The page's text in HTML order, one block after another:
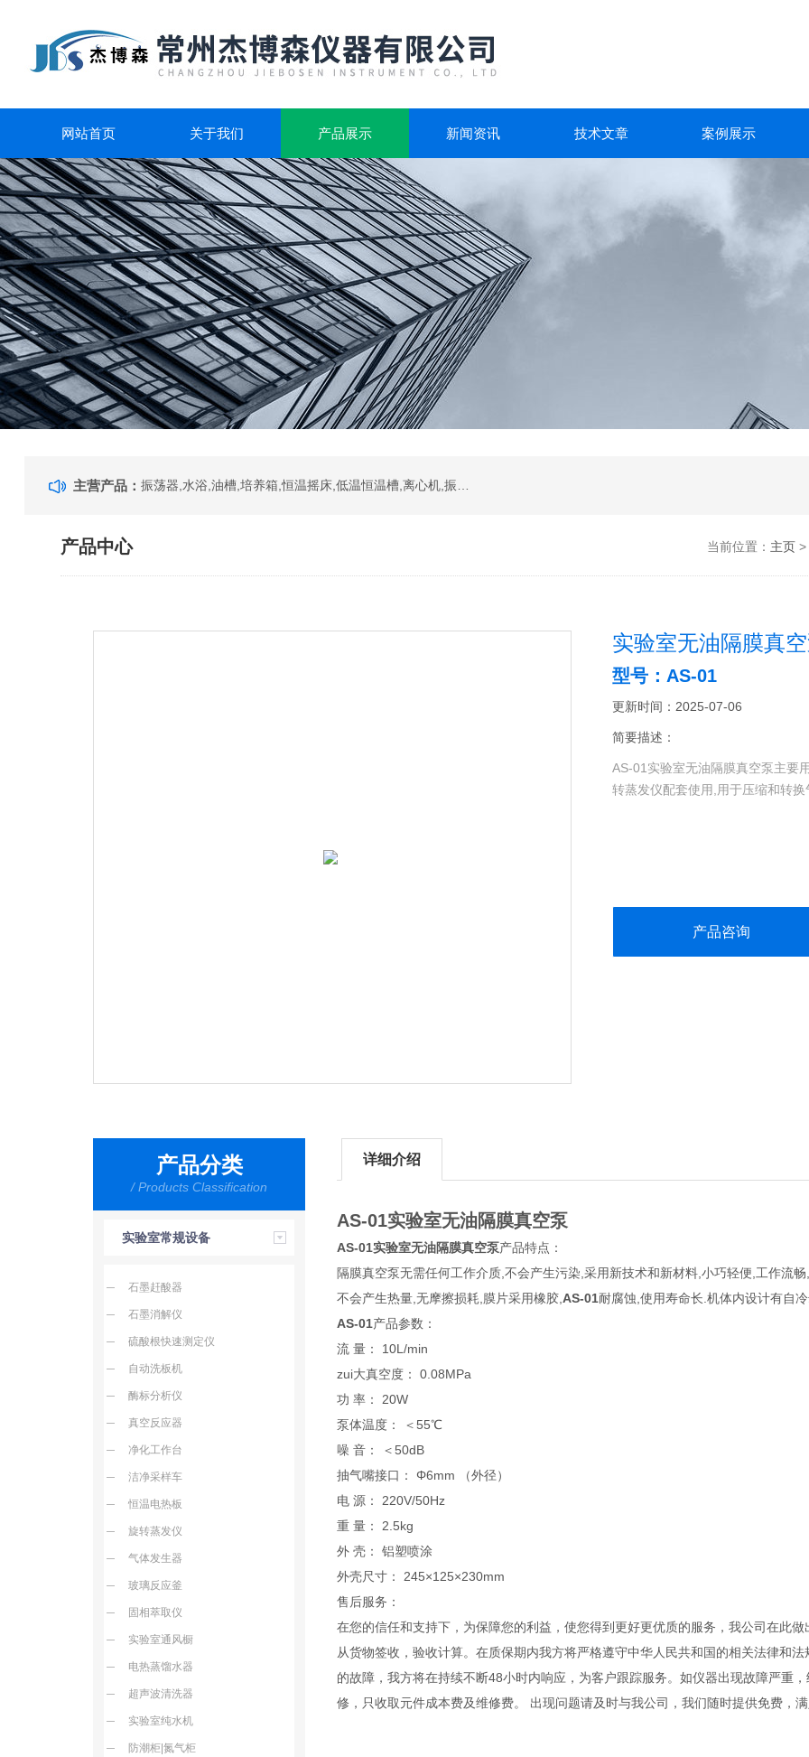
网站首页 关于我们 产品展示 新闻资讯 技术文章 案例展示
主营产品：
产品中心 当前位置： 主页>
实验室无油隔膜真
型号：AS-01
更新时间：2025-07-06
简要描述：
AS-01实验室无油隔膜真空泵主要
转蒸发仪配套使用,用于压缩和转换
产品咨询
产品分类
/ Products Classification
实验室常规设备
石墨赶酸器
石墨消解仪
硫酸根快速测定仪
自动洗板机
酶标分析仪
真空反应器
净化工作台
洁净采样车
恒温电热板
旋转蒸发仪
气体发生器
玻璃反应釜
固相萃取仪
实验室通风橱
电热蒸馏水器
超声波清洗器
实验室纯水机
防潮柜|氮气柜
详细介绍
AS-01实验室无油隔膜真空泵
AS-01实验室无油隔膜真空泵产品特点：
隔膜真空泵无需任何工作介质,不会产生污染,采用新技术和新材料,小巧轻便,工作流
不会产生热量,无摩擦损耗,膜片采用橡胶, AS-01耐腐蚀,使用寿命长.机体内设计有自
AS-01产品参数：
流 量： 10L/min
zui大真空度： 0.08MPa
功 率： 20W
泵体温度： ＜55℃
噪 音： ＜50dB
抽气嘴接口： Φ6mm （外径）
电 源： 220V/50Hz
重 量： 2.5kg
外 壳： 铝塑喷涂
外壳尺寸： 245×125×230mm
售后服务：
在您的信任和支持下，为保障您的利益，使您得到更好更优质的服务，我公司在此
从货物签收，验收计算。在质保期内我方将严格遵守中华人民共和国的相关法律和
的故障，我方将在持续不断48小时内响应，为客户跟踪服务。如仪器出现故障严重
修，只收取元件成本费及维修费。 出现问题请及时与我公司，我们随时提供免费，满